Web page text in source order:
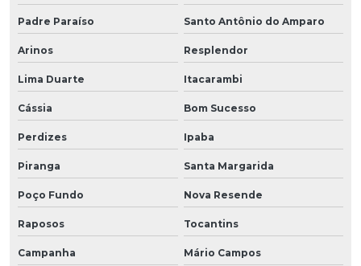
Padre Paraíso Santo Antônio do Amparo
Arinos Resplendor
Lima Duarte Itacarambi
Cássia Bom Sucesso
Perdizes Ipaba
Piranga Santa Margarida
Poço Fundo Nova Resende
Raposos Tocantins
Campanha Mário Campos